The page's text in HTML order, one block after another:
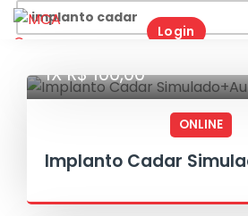
Skip
Login
Pesquisar
por:
1X R$ 100,00
ONLINE
Implanto Cadar